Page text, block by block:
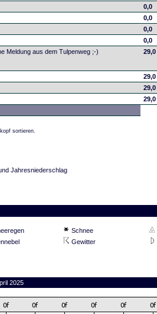
0,0
0,0
0,0
0,0
Meldung aus dem Tulpenweg ;-) 29,0
29,0
29,0
29,0
sortieren.
Jahresniederschlag
Schnee
Gewitter
2025